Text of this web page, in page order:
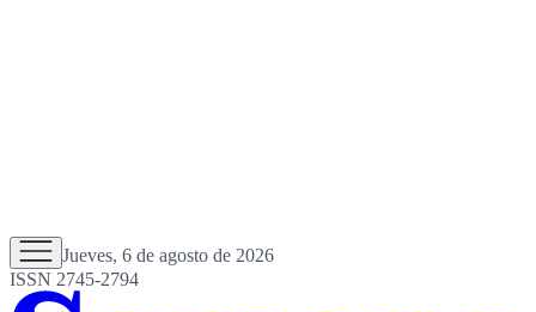
Jueves, 6 de agosto de 2026
ISSN 2745-2794